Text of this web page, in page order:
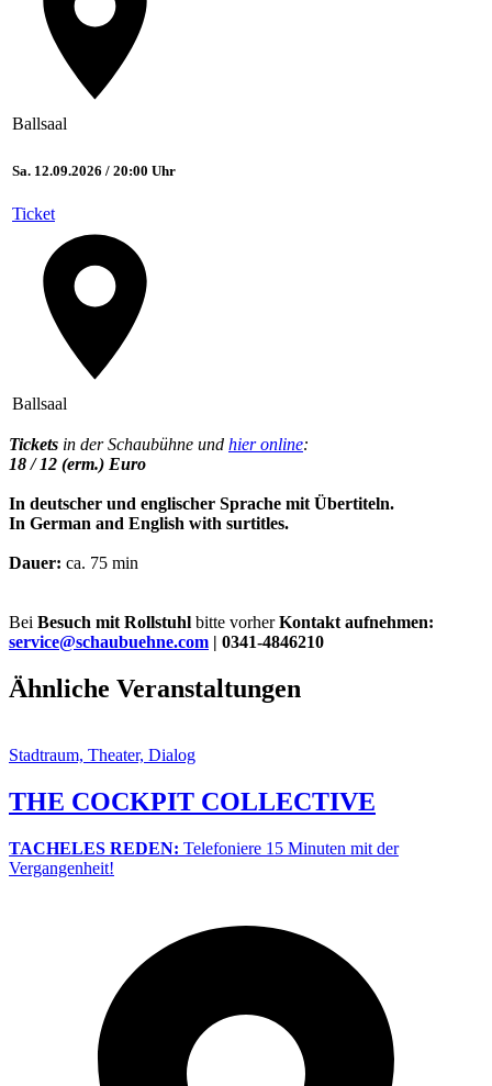
Ballsaal
Sa. 12.09.2026 / 20:00 Uhr
Ticket
Ballsaal
Tickets in der Schaubühne und hier online:
18 / 12 (erm.) Euro
In deutscher und englischer Sprache mit Übertiteln.
In German and English with surtitles.
Dauer: ca. 75 min
Bei Besuch mit Rollstuhl bitte vorherKontakt aufnehmen:
service@schaubuehne.com | 0341-4846210
Ähnliche Veranstaltungen
Stadtraum, Theater, Dialog
THE COCKPIT COLLECTIVE
TACHELES REDEN: Telefoniere 15 Minuten mit der
Vergangenheit!